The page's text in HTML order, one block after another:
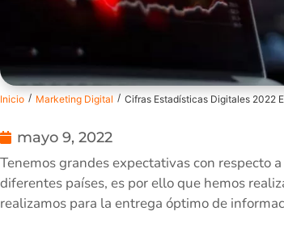
Inicio / Marketing Digital / Cifras Estadísticas Digitales 2022
mayo 9, 2022
Tenemos grandes expectativas con respecto
diferentes países, es por ello que hemos
realizamos para la entrega óptimo de